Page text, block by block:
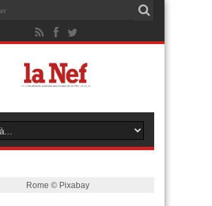
Rome © Pixabay